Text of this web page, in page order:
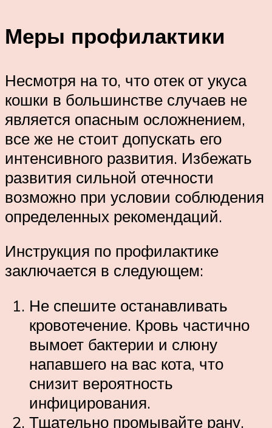
Меры профилактики
Несмотря на то, что отек от укуса
кошки в большинстве случаев не
является опасным осложнением,
все же не стоит допускать его
интенсивного развития. Избежать
развития сильной отечности
возможно при условии соблюдения
определенных рекомендаций.
Инструкция по профилактике
заключается в следующем:
Не спешите останавливать
кровотечение. Кровь частично
вымоет бактерии и слюну
напавшего на вас кота, что
снизит вероятность
инфицирования.
Тщательно промывайте рану.